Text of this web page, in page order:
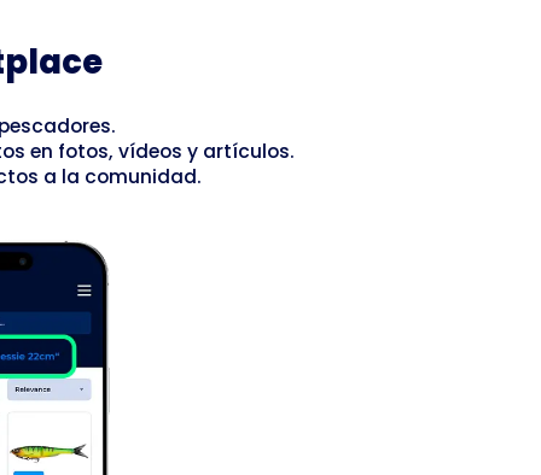
en fotos, vídeos y artículos.
a la comunidad.